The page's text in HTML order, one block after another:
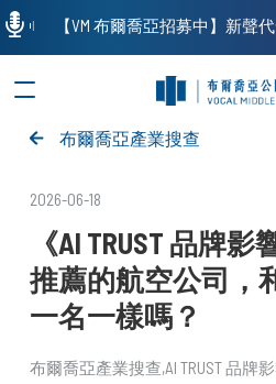
布爾喬亞產業搜查
2026-06-18
《AI TRUST 品牌
推薦的航空公司，
一名一樣嗎？
布爾喬亞產業搜查 AI TRUST 品牌